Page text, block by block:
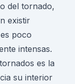
del tornado,
existir
poco
intensas.
es la
su interior